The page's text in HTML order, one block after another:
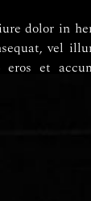
dolor in
vel
et
nulla